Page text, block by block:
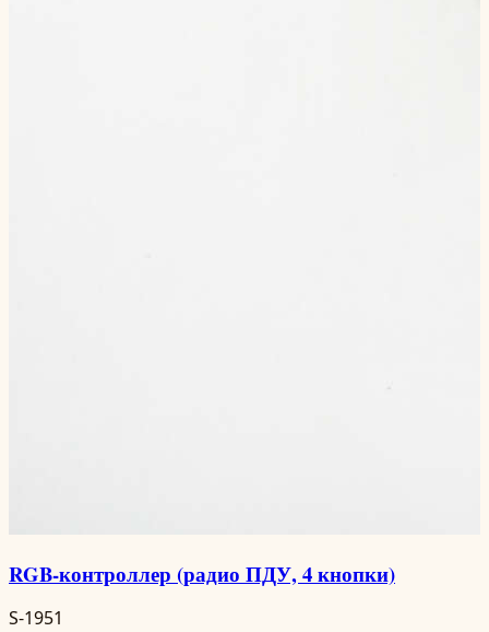
RGB-контроллер (радио ПДУ, 4 кнопки)
S-1951